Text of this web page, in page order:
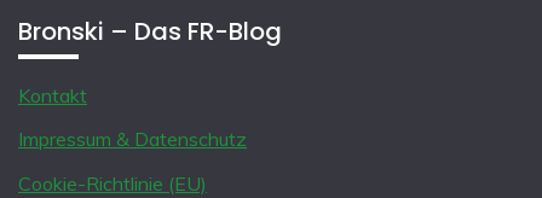
Bronski – Das FR-Blog
Kontakt
Impressum & Datenschutz
Cookie-Richtlinie (EU)